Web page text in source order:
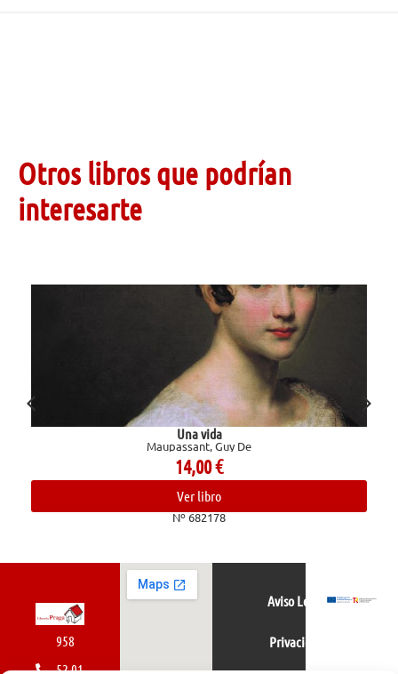
Otros libros que podrían
interesarte
Una vida
Maupassant, Guy De
14,00€
Ver libro
Nº 682178
958
52 01
Aviso Legal
Privacidad